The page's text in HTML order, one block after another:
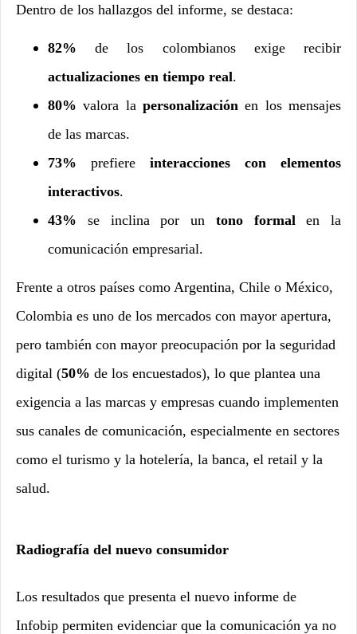
Dentro de los hallazgos del informe, se destaca:
82% de los colombianos exige recibir
actualizaciones en tiempo real.
80% valora la personalización en los mensajes
de las marcas.
73% prefiere interacciones con elementos
interactivos.
43% se inclina por un tono formal en la
comunicación empresarial.
Frente a otros países como Argentina, Chile o México,
Colombia es uno de los mercados con mayor apertura,
pero también con mayor preocupación por la seguridad
digital (50% de los encuestados), lo que plantea una
exigencia a las marcas y empresas cuando implementen
sus canales de comunicación, especialmente en sectores
como el turismo y la hotelería, la banca, el retail y la
salud.
Radiografía del nuevo consumidor
Los resultados que presenta el nuevo informe de
Infobip permiten evidenciar que la comunicación ya no